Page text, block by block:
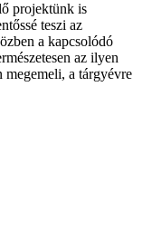
projektünk is
teszi az
a kapcsolódó
az ilyen
megemeli, a tárgyévre